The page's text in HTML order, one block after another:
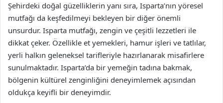
Şehirdeki doğal güzelliklerin yanı sıra, Isparta’nın yöresel
mutfağı da keşfedilmeyi bekleyen bir diğer önemli
unsurdur. Isparta mutfağı, zengin ve çeşitli lezzetleri ile
dikkat çeker. Özellikle et yemekleri, hamur işleri ve tatlılar,
yerli halkın geleneksel tarifleriyle hazırlanarak misafirlere
sunulmaktadır. Isparta’da bir yemeğin tadına bakmak,
bölgenin kültürel zenginliğini deneyimlemek açısından
oldukça keyifli bir deneyimdir.